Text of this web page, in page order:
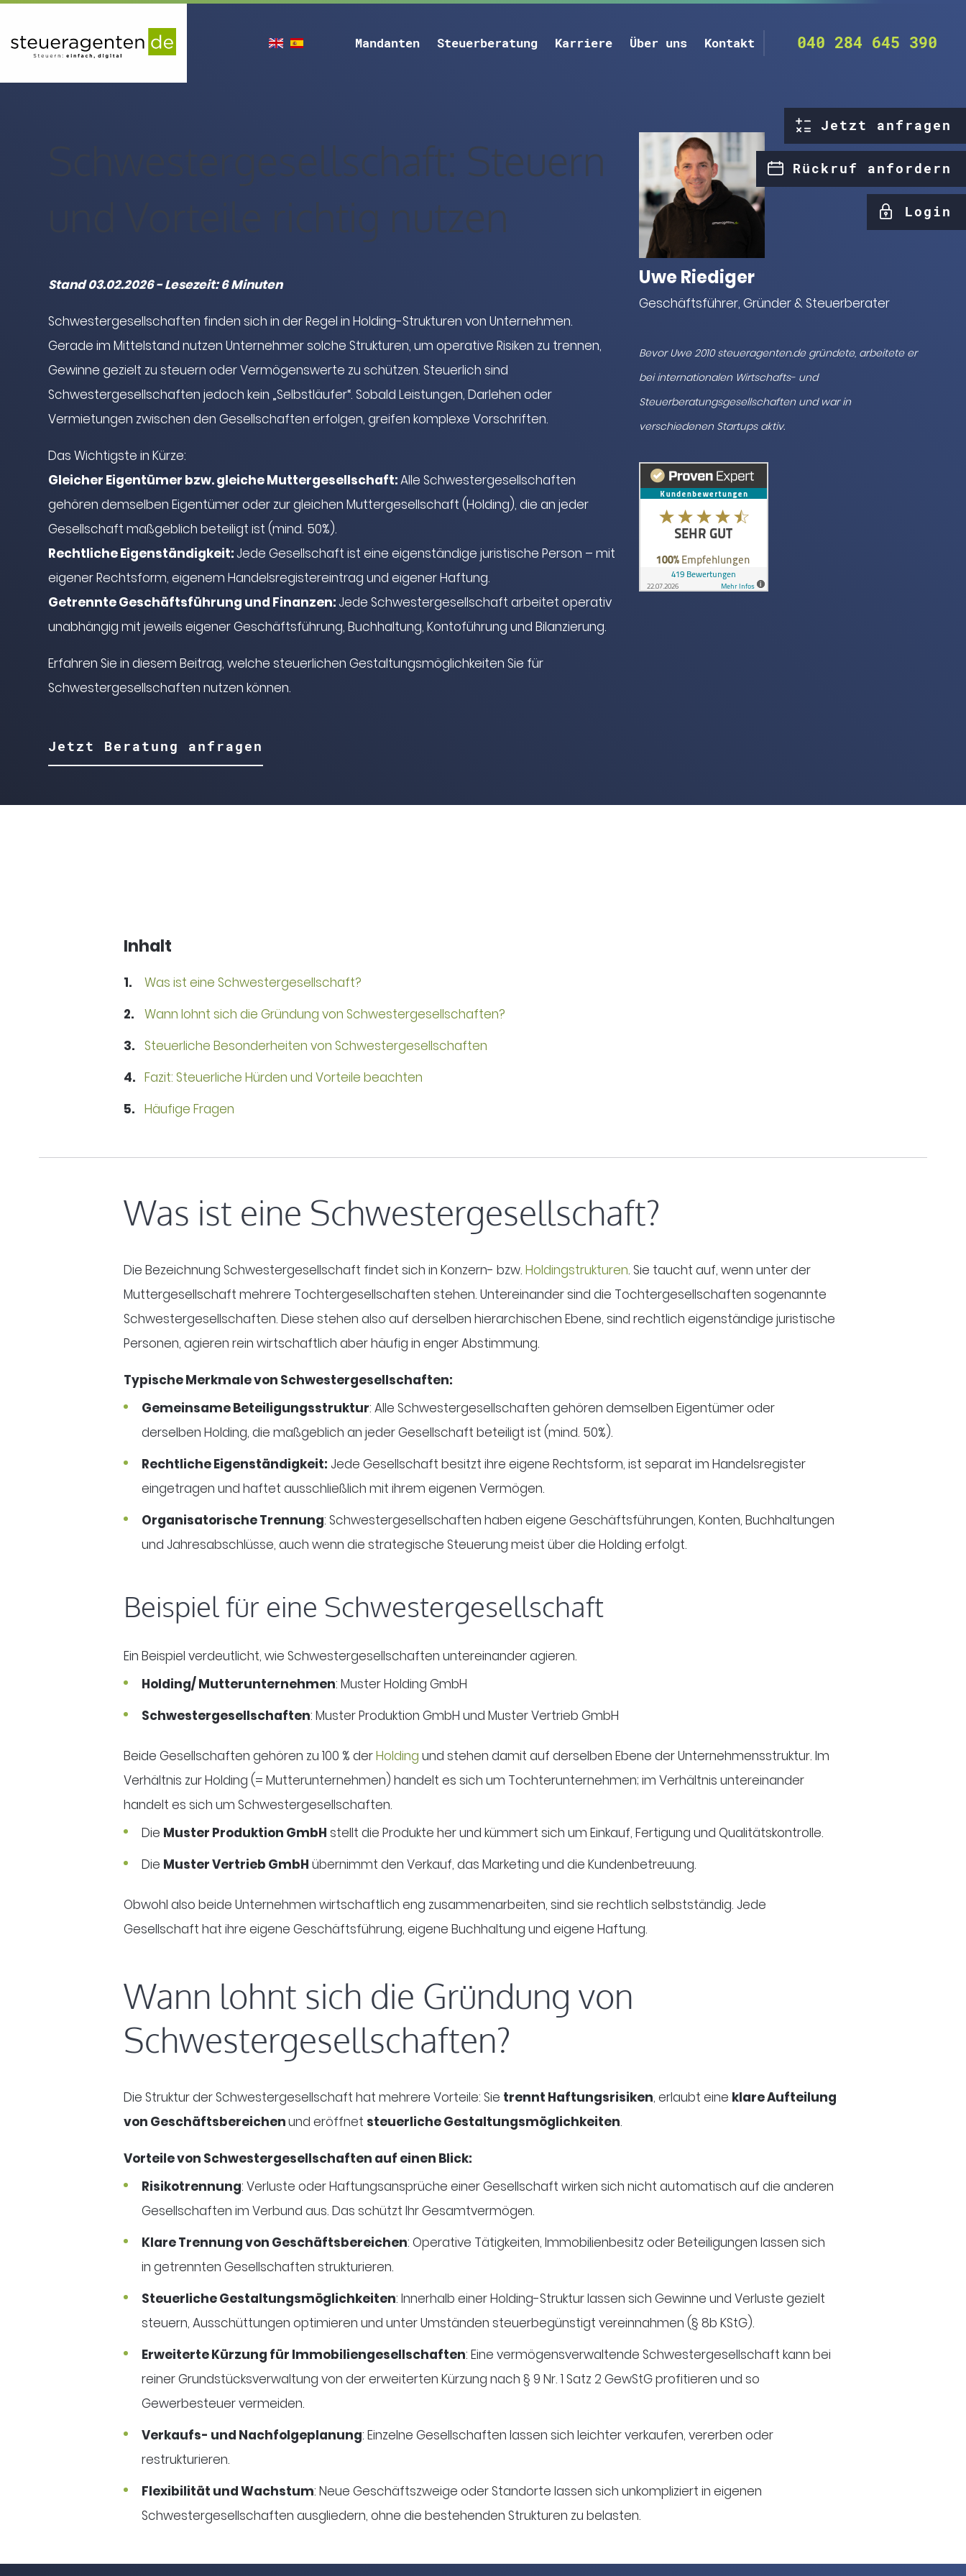
en es Mandanten Steuerberatung Karriere Über uns Kontakt 040 284 645 390
Schwestergesellschaft: Steuern
und Vorteile richtig nutzen
Stand 03.02.2026 - Lesezeit: 6 Minuten
Schwestergesellschaften finden sich in der Regel in Holding-Strukturen von Unternehmen.
Gerade im Mittelstand nutzen Unternehmer solche Strukturen, um operative Risiken zu trennen,
Gewinne gezielt zu steuern oder Vermögenswerte zu schützen. Steuerlich sind
Schwestergesellschaften jedoch kein „Selbstläufer“. Sobald Leistungen, Darlehen oder
Vermietungen zwischen den Gesellschaften erfolgen, greifen komplexe Vorschriften.
Das Wichtigste in Kürze:
Gleicher Eigentümer bzw. gleiche Muttergesellschaft:Alle Schwestergesellschaften
gehören demselben Eigentümer oder zur gleichen Muttergesellschaft (Holding), die an jeder
Gesellschaft maßgeblich beteiligt ist (mind. 50%).
Rechtliche Eigenständigkeit: Jede Gesellschaft ist eine eigenständige juristische Person – mit
eigener Rechtsform, eigenem Handelsregistereintrag und eigener Haftung.
Getrennte Geschäftsführung und Finanzen: Jede Schwestergesellschaft arbeitet operativ
unabhängig mit jeweils eigener Geschäftsführung, Buchhaltung, Kontoführung und Bilanzierung.
Erfahren Sie in diesem Beitrag, welche steuerlichen Gestaltungsmöglichkeiten Sie für
Schwestergesellschaften nutzen können.
Jetzt Beratung anfragen
Uwe Riediger
Geschäftsführer, Gründer & Steuerberater
Bevor Uwe 2010 steueragenten.de gründete, arbeitete er
bei internationalen Wirtschafts- und
Steuerberatungsgesellschaften und war in
verschiedenen Startups aktiv.
Inhalt
Was ist eine Schwestergesellschaft?
Wann lohnt sich die Gründung von Schwestergesellschaften?
Steuerliche Besonderheiten von Schwestergesellschaften
Fazit: Steuerliche Hürden und Vorteile beachten
Häufige Fragen
Was ist eine Schwestergesellschaft?
Die Bezeichnung Schwestergesellschaft findet sich in Konzern- bzw. Holdingstrukturen. Sie taucht auf, wenn unter der
Muttergesellschaft mehrere Tochtergesellschaften stehen. Untereinander sind die Tochtergesellschaften sogenannte
Schwestergesellschaften. Diese stehen also auf derselben hierarchischen Ebene, sind rechtlich eigenständige juristische
Personen, agieren rein wirtschaftlich aber häufig in enger Abstimmung.
Typische Merkmale von Schwestergesellschaften:
Gemeinsame Beteiligungsstruktur: Alle Schwestergesellschaften gehören demselben Eigentümer oder
derselben Holding, die maßgeblich an jeder Gesellschaft beteiligt ist (mind. 50%).
Rechtliche Eigenständigkeit: Jede Gesellschaft besitzt ihre eigene Rechtsform, ist separat im Handelsregister
eingetragen und haftet ausschließlich mit ihrem eigenen Vermögen.
Organisatorische Trennung: Schwestergesellschaften haben eigene Geschäftsführungen, Konten, Buchhaltungen
und Jahresabschlüsse, auch wenn die strategische Steuerung meist über die Holding erfolgt.
Beispiel für eine Schwestergesellschaft
Ein Beispiel verdeutlicht, wie Schwestergesellschaften untereinander agieren.
Holding/ Mutterunternehmen: Muster Holding GmbH
Schwestergesellschaften: Muster Produktion GmbH und Muster Vertrieb GmbH
Beide Gesellschaften gehören zu 100 % derHolding und stehen damit auf derselben Ebene der Unternehmensstruktur. Im
Verhältnis zur Holding (= Mutterunternehmen) handelt es sich um Tochterunternehmen; im Verhältnis untereinander
handelt es sich um Schwestergesellschaften.
Die Muster Produktion GmbH stellt die Produkte her und kümmert sich um Einkauf, Fertigung und Qualitätskontrolle.
Die Muster Vertrieb GmbH übernimmt den Verkauf, das Marketing und die Kundenbetreuung.
Obwohl also beide Unternehmen wirtschaftlich eng zusammenarbeiten, sind sie rechtlich selbstständig. Jede
Gesellschaft hat ihre eigene Geschäftsführung, eigene Buchhaltung und eigene Haftung.
Wann lohnt sich die Gründung von
Schwestergesellschaften?
Die Struktur der Schwestergesellschaft hat mehrere Vorteile: Sie trennt Haftungsrisiken, erlaubt eine klare Aufteilung
von Geschäftsbereichenund eröffnet steuerliche Gestaltungsmöglichkeiten.
Vorteile von Schwestergesellschaften auf einen Blick:
Risikotrennung: Verluste oder Haftungsansprüche einer Gesellschaft wirken sich nicht automatisch auf die anderen
Gesellschaften im Verbund aus. Das schützt Ihr Gesamtvermögen.
Klare Trennung von Geschäftsbereichen: Operative Tätigkeiten, Immobilienbesitz oder Beteiligungen lassen sich
in getrennten Gesellschaften strukturieren.
Steuerliche Gestaltungsmöglichkeiten: Innerhalb einer Holding-Struktur lassen sich Gewinne und Verluste gezielt
steuern, Ausschüttungen optimieren und unter Umständen steuerbegünstigt vereinnahmen (§ 8b KStG).
Erweiterte Kürzung für Immobiliengesellschaften: Eine vermögensverwaltende Schwestergesellschaft kann bei
reiner Grundstücksverwaltung von der erweiterten Kürzung nach § 9 Nr. 1 Satz 2 GewStG profitieren und so
Gewerbesteuer vermeiden.
Verkaufs- und Nachfolgeplanung: Einzelne Gesellschaften lassen sich leichter verkaufen, vererben oder
restrukturieren.
Flexibilität und Wachstum: Neue Geschäftszweige oder Standorte lassen sich unkompliziert in eigenen
Schwestergesellschaften ausgliedern, ohne die bestehenden Strukturen zu belasten.
Jetzt anfragen
Rückruf anfordern
Login